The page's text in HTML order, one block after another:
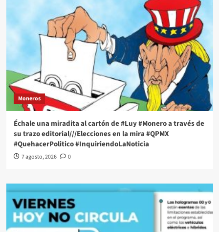
Moneros
Échale una miradita al cartón de #Luy #Monero a través de
su trazo editorial///Elecciones en la mira #QPMX
#QuehacerPolitico #InquiriendoLaNoticia
7 agosto, 2026 0